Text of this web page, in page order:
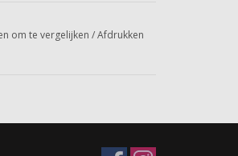
om te vergelijken /Afdrukken